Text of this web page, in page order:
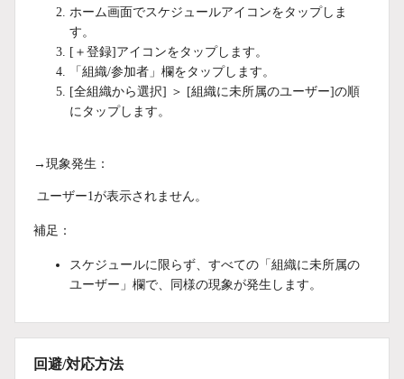
ホーム画面でスケジュールアイコンをタップしま
す。
[＋登録]アイコンをタップします。
「組織/参加者」欄をタップします。
[全組織から選択] ＞ [組織に未所属のユーザー]の順
にタップします。
→現象発生：
ユーザー1が表示されません。
補足：
スケジュールに限らず、すべての「組織に未所属の
ユーザー」欄で、同様の現象が発生します。
回避/対応方法